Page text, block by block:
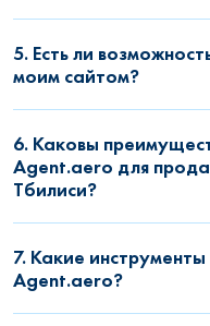
5. Есть ли
моим сайтом?
6. Каковы
Agent.aero для
Тбилиси?
7. Какие
Agent.aero?